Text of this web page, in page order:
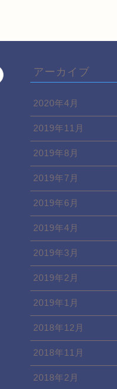
アーカイブ
2020年4月
2019年11月
2019年8月
2019年7月
2019年6月
2019年4月
2019年3月
2019年2月
2019年1月
2018年12月
2018年11月
2018年2月